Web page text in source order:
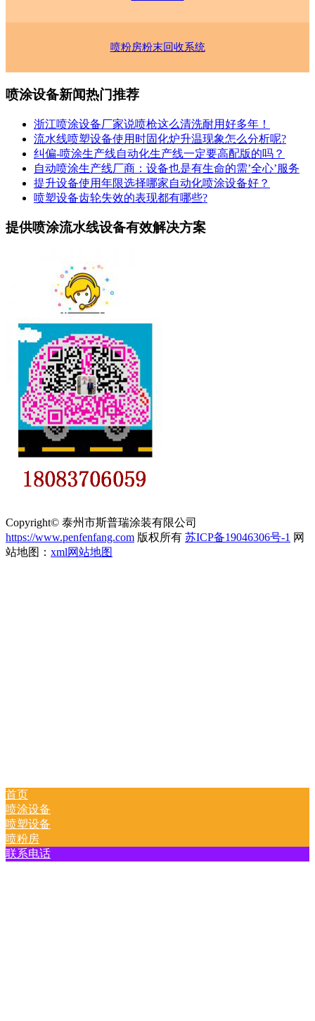
喷粉房粉末回收系统
喷涂设备新闻热门推荐
浙江喷涂设备厂家说喷枪这么清洗耐用好多年！
流水线喷塑设备使用时固化炉升温现象怎么分析呢?
纠偏-喷涂生产线自动化生产线一定要高配版的吗？
自动喷涂生产线厂商：设备也是有生命的需’全心’服务
提升设备使用年限选择哪家自动化喷涂设备好？
喷塑设备齿轮失效的表现都有哪些?
提供喷涂流水线设备有效解决方案
Copyright© 泰州市斯普瑞涂装有限公司
https://www.penfenfang.com 版权所有 苏ICP备19046306号-1 网
站地图： xml网站地图
首页
喷涂设备
喷塑设备
喷粉房
联系电话